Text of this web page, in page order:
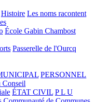
Histoire Les noms racontent
École Gabin Chambost
Passerelle de l'Ourcq
PERSONNEL
Conseil
ÉTAT CIVIL P L U